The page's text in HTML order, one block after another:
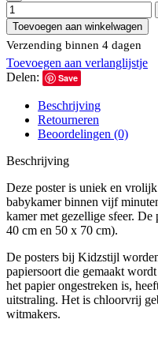
Toevoegen aan winkelwagen
Verzending binnen 4 dagen
Toevoegen aan verlanglijstje
Delen:
Save
Beschrijving
Retourneren
Beoordelingen (0)
Beschrijving
Deze poster is uniek en
babykamer binnen vijf
kamer met gezellige sfeer.
40 cm en 50 x 70 cm).
De posters bij Kidzstijl
papiersoort die gemaakt
het papier ongestreken is,
uitstraling. Het is chloorvrij
witmakers.